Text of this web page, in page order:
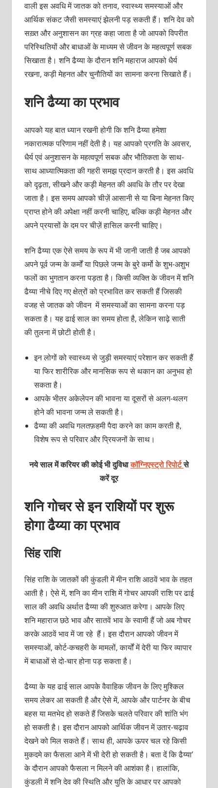
वाली इस अवधि में जातक को तनाव, स्वास्थ्य समस्याओं और
आर्थिक संकट जैसी समस्याएं झेलनी पड़ सकती हैं। शनि देव को
सख़्त और अनुशासन का ग्रह कहा जाता है जो आपको विपरीत
परिस्थितियों और बाधाओं के माध्यम से जीवन के महत्वपूर्ण सबक
सिखाता है। शनि ढैय्या के दौरान शनि महाराज आपको धैर्य
रखना, कड़ी मेहनत और चुनौतियों का सामना करना सिखाते हैं।
शनि ढैय्या का प्रभाव
आपको यह बात ध्यान रखनी होगी कि शनि ढैय्या हमेशा
नकारात्मक परिणाम नहीं देती है। यह आपको प्रगति के अवसर,
धैर्य एवं अनुशासन के महत्वपूर्ण सबक और भौतिकता के साथ-
साथ आध्यात्मिकता की गहरी समझ प्रदान करती है। इस अवधि
को दृढ़ता, सीखने और कड़ी मेहनत की अवधि के तौर पर देखा
जाता है। इस समय आपको चीज़ें आसानी से या बिना मेहनत किए
प्राप्त होने की अपेक्षा नहीं करनी चाहिए, बल्कि कड़ी मेहनत और
अपने प्रयासों के दम पर चीज़ें हासिल करनी चाहिए।
शनि ढैय्या एक ऐसे समय के रूप में भी जानी जाती है जब आपको
अपने पूर्व जन्म के कर्मों या पिछले जन्म के बुरे कर्मो के शुभ-अशुभ
फलों का भुगतान करना पड़ता है। किसी व्यक्ति के जीवन में शनि
ढैय्या नीचे दिए गए क्षेत्रों को प्रभावित कर सकती हैं जिसकी
वजह से जातक को जीवन में समस्याओं का सामना करना पड़
सकता है। यह ढाई साल का समय होता है, लेकिन साढ़े साती
की तुलना में छोटी होती है।
इन लोगों को स्वास्थ्य से जुड़ी समस्याएं परेशान कर सकती हैं
या फिर शारीरिक और मानसिक रूप से थकान का अनुभव हो
सकता है।
आपके भीतर अकेलेपन की भावना या दूसरों से अलग-थलग
होने की भावना जन्म ले सकती है।
ढैय्या की अवधि गलतफ़हमी पैदा करने का काम करती है,
विशेष रूप से परिवार और प्रियजनों के साथ।
नये साल में करियर की कोई भी दुविधाकॉग्निएस्ट्रो रिपोर्टसे
करें दूर
शनि गोचर से इन राशियों पर शुरू
होगा ढैय्या का प्रभाव
सिंह राशि
सिंह राशि के जातकों की कुंडली में मीन राशि आठवें भाव के तहत
आती है। ऐसे में, शनि का मीन राशि में गोचर आपकी राशि पर ढाई
साल की अवधि अर्थात ढैय्या की शुरुआत करेगा। आपके लिए
शनि महाराज छठे भाव और सातवें भाव के स्वामी हैं जो अब गोचर
करके आठवें भाव में जा रहे हैं। इस दौरान आपको जीवन में
समस्याओं, कोर्ट-कचहरी के मामलों, कार्यों में देरी या फिर व्यापार
में बाधाओं से दो-चार होना पड़ सकता है।
ढैय्या के यह ढाई साल आपके वैवाहिक जीवन के लिए मुश्किल
समय लेकर आ सकती है और ऐसे में, आपके और पार्टनर के बीच
बहस या मतभेद हो सकते हैं जिसके चलते परिवार की शांति भंग
हो सकती है। इस दौरान आपको आर्थिक जीवन में उतार-चढ़ाव
देखने को मिल सकते हैं। साथ ही, आपके ऊपर चल रहे किसी
मुकदमे का फैसला आने में भी देरी हो सकती है। बता दें कि ढैय्या’
के दौरान आपको फैसला न मिलने की आशंका है। हालांकि,
कुंडली में शनि देव की स्थिति और युति के आधार पर आपको